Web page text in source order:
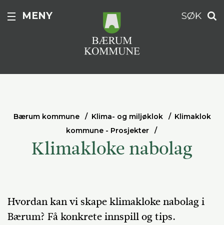
MENY SØK
Bærum kommune Klima- og miljøklok
Klimaklok
kommune - Prosjekter
Klimakloke nabolag
Hvordan kan vi skape klimakloke nabolag i
Bærum? Få konkrete innspill og tips.